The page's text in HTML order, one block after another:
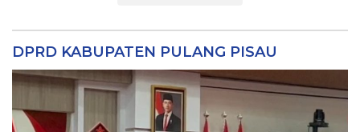
DPRD KABUPATEN PULANG PISAU